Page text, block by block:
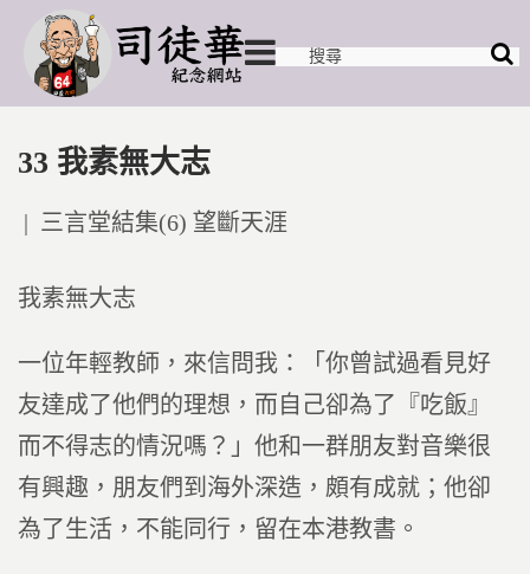
33 我素無大志
Posted
三言堂結集(6) 望斷天涯
我素無大志
一位年輕教師，來信問我：「你曾試過看見好
友達成了他們的理想，而自己卻為了『吃飯』
而不得志的情況嗎？」他和一群朋友對音樂很
有興趣，朋友們到海外深造，頗有成就；他卻
為了生活，不能同行，留在本港教書。